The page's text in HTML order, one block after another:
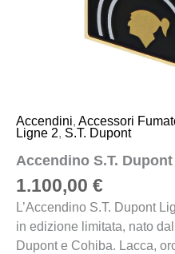
Accendini, Accessori
Ligne 2, S.T. Dupont
Accendino S.T.
1.100,00 €
L’Accendino S.T. Dupont
in edizione limitata, nato
Dupont e Cohiba. Lacca,